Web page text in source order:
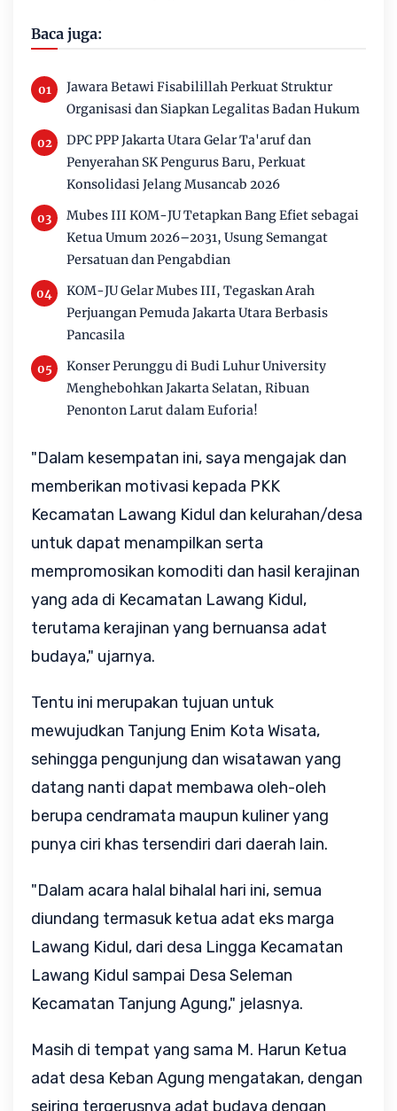
Baca juga:
Jawara Betawi Fisabilillah Perkuat Struktur
Organisasi dan Siapkan Legalitas Badan Hukum
DPC PPP Jakarta Utara Gelar Ta'aruf dan
Penyerahan SK Pengurus Baru, Perkuat
Konsolidasi Jelang Musancab 2026
Mubes III KOM-JU Tetapkan Bang Efiet sebagai
Ketua Umum 2026–2031, Usung Semangat
Persatuan dan Pengabdian
KOM-JU Gelar Mubes III, Tegaskan Arah
Perjuangan Pemuda Jakarta Utara Berbasis
Pancasila
Konser Perunggu di Budi Luhur University
Menghebohkan Jakarta Selatan, Ribuan
Penonton Larut dalam Euforia!
"Dalam kesempatan ini, saya mengajak dan
memberikan motivasi kepada PKK
Kecamatan Lawang Kidul dan kelurahan/desa
untuk dapat menampilkan serta
mempromosikan komoditi dan hasil kerajinan
yang ada di Kecamatan Lawang Kidul,
terutama kerajinan yang bernuansa adat
budaya," ujarnya.
Tentu ini merupakan tujuan untuk
mewujudkan Tanjung Enim Kota Wisata,
sehingga pengunjung dan wisatawan yang
datang nanti dapat membawa oleh-oleh
berupa cendramata maupun kuliner yang
punya ciri khas tersendiri dari daerah lain.
"Dalam acara halal bihalal hari ini, semua
diundang termasuk ketua adat eks marga
Lawang Kidul, dari desa Lingga Kecamatan
Lawang Kidul sampai Desa Seleman
Kecamatan Tanjung Agung," jelasnya.
Masih di tempat yang sama M. Harun Ketua
adat desa Keban Agung mengatakan, dengan
seiring tergerusnya adat budaya dengan